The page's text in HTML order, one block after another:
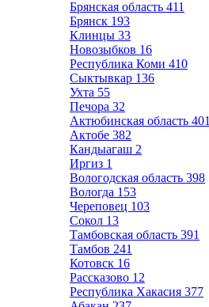
Брянская область 411
Брянск 193
Клинцы 33
Новозыбков 16
Республика Коми 410
Сыктывкар 136
Ухта 55
Печора 32
Актюбинская область 401
Актобе 382
Кандыагаш 2
Иргиз 1
Вологодская область 398
Вологда 153
Череповец 103
Сокол 13
Тамбовская область 391
Тамбов 241
Котовск 16
Рассказово 12
Республика Хакасия 377